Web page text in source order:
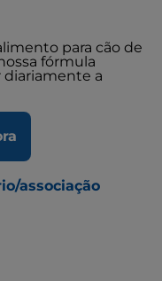
para cão de
fórmula
diariamente a
associação